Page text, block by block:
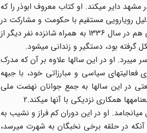
دایر میکند. او کتاب معروف ابوذر را که
میکند و در همین سال به دلیل رویارویی مستقیم با حکومت و مشارکت در
نهضت مقاومت ملی، برای بار نخست بازداشت میشود. در ادامه همین فعالیتهای سیاسی، مدتی هم در سال 1336 به همراه شانزده نفر دیگر از
در فرانسه به سر میبرد. او در این سالها علاوه بر آن که مدرک
فعالیتهای سیاسی و مبارزاتی خود، با جبهه
در این سالها به جمع جوانان نهضت ملی
همکاری نزدیکی با آنها میکند.2
سال 43 به کشور، دوران سوم زندگی وی آغاز میشود که تا سال 48 به طول میانجامد. او در این دوران کم فراز و نشیب به
در حلقه برخی نخبگان به شهرت میرسد،